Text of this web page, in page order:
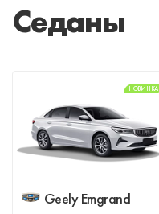
Седаны
НОВИНКА
Geely Emgrand